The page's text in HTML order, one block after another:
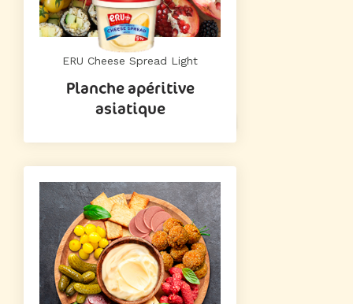
ERU Cheese Spread Light
Planche apéritive
asiatique